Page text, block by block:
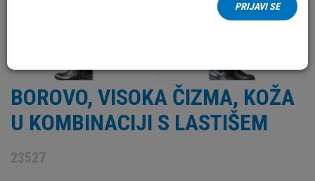
BOROVO, VISOKA ČIZMA, KOŽA
U KOMBINACIJI S LASTIŠEM
23527
PRIJAVI SE